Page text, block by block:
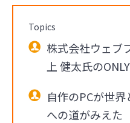
Topics
株式会社ウェ
上 健太氏の
自作のPCが世
への道がみえた